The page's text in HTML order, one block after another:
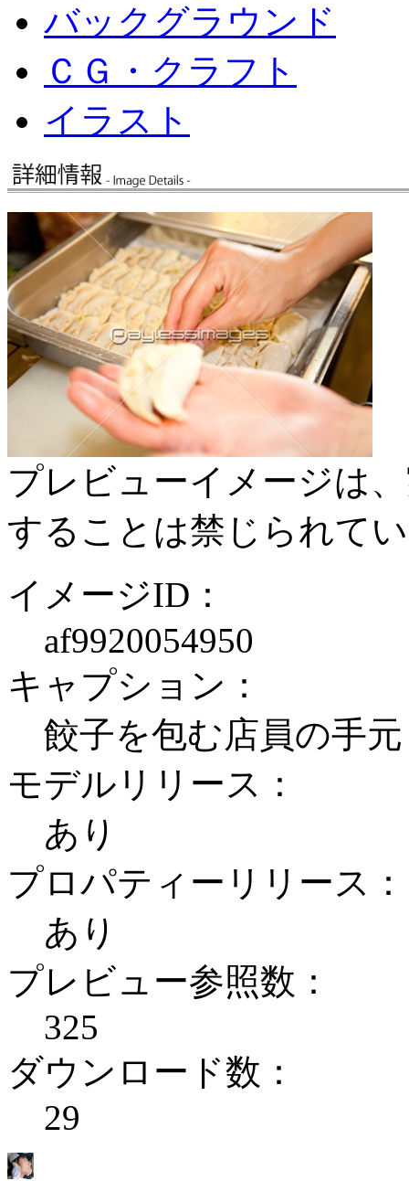
バックグラウンド
ＣＧ・クラフト
イラスト
プレビューイメージは
することは禁じられて
イメージID：
af9920054950
キャプション：
餃子を包む店員の手元
モデルリリース：
あり
プロパティーリリース：
あり
プレビュー参照数：
325
ダウンロード数：
29